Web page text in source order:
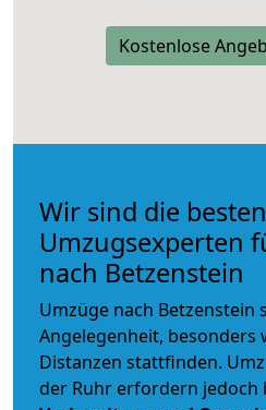
Kostenlose
Wir sind die besten
Umzugsexperten
nach Betzenstein
Umzüge nach Betzenstein
Angelegenheit, besonders
Distanzen stattfinden.
der Ruhr erfordern jedoch